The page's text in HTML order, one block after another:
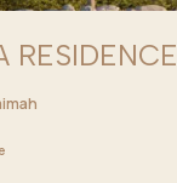
RESIDENCE